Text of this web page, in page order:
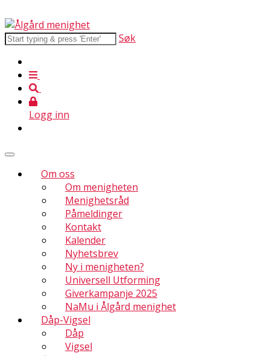
Søk
Logg inn
Om oss
Om menigheten
Menighetsråd
Påmeldinger
Kontakt
Kalender
Nyhetsbrev
Ny i menigheten?
Universell Utforming
Giverkampanje 2025
NaMu i Ålgård menighet
Dåp-Vigsel
Dåp
Vigsel